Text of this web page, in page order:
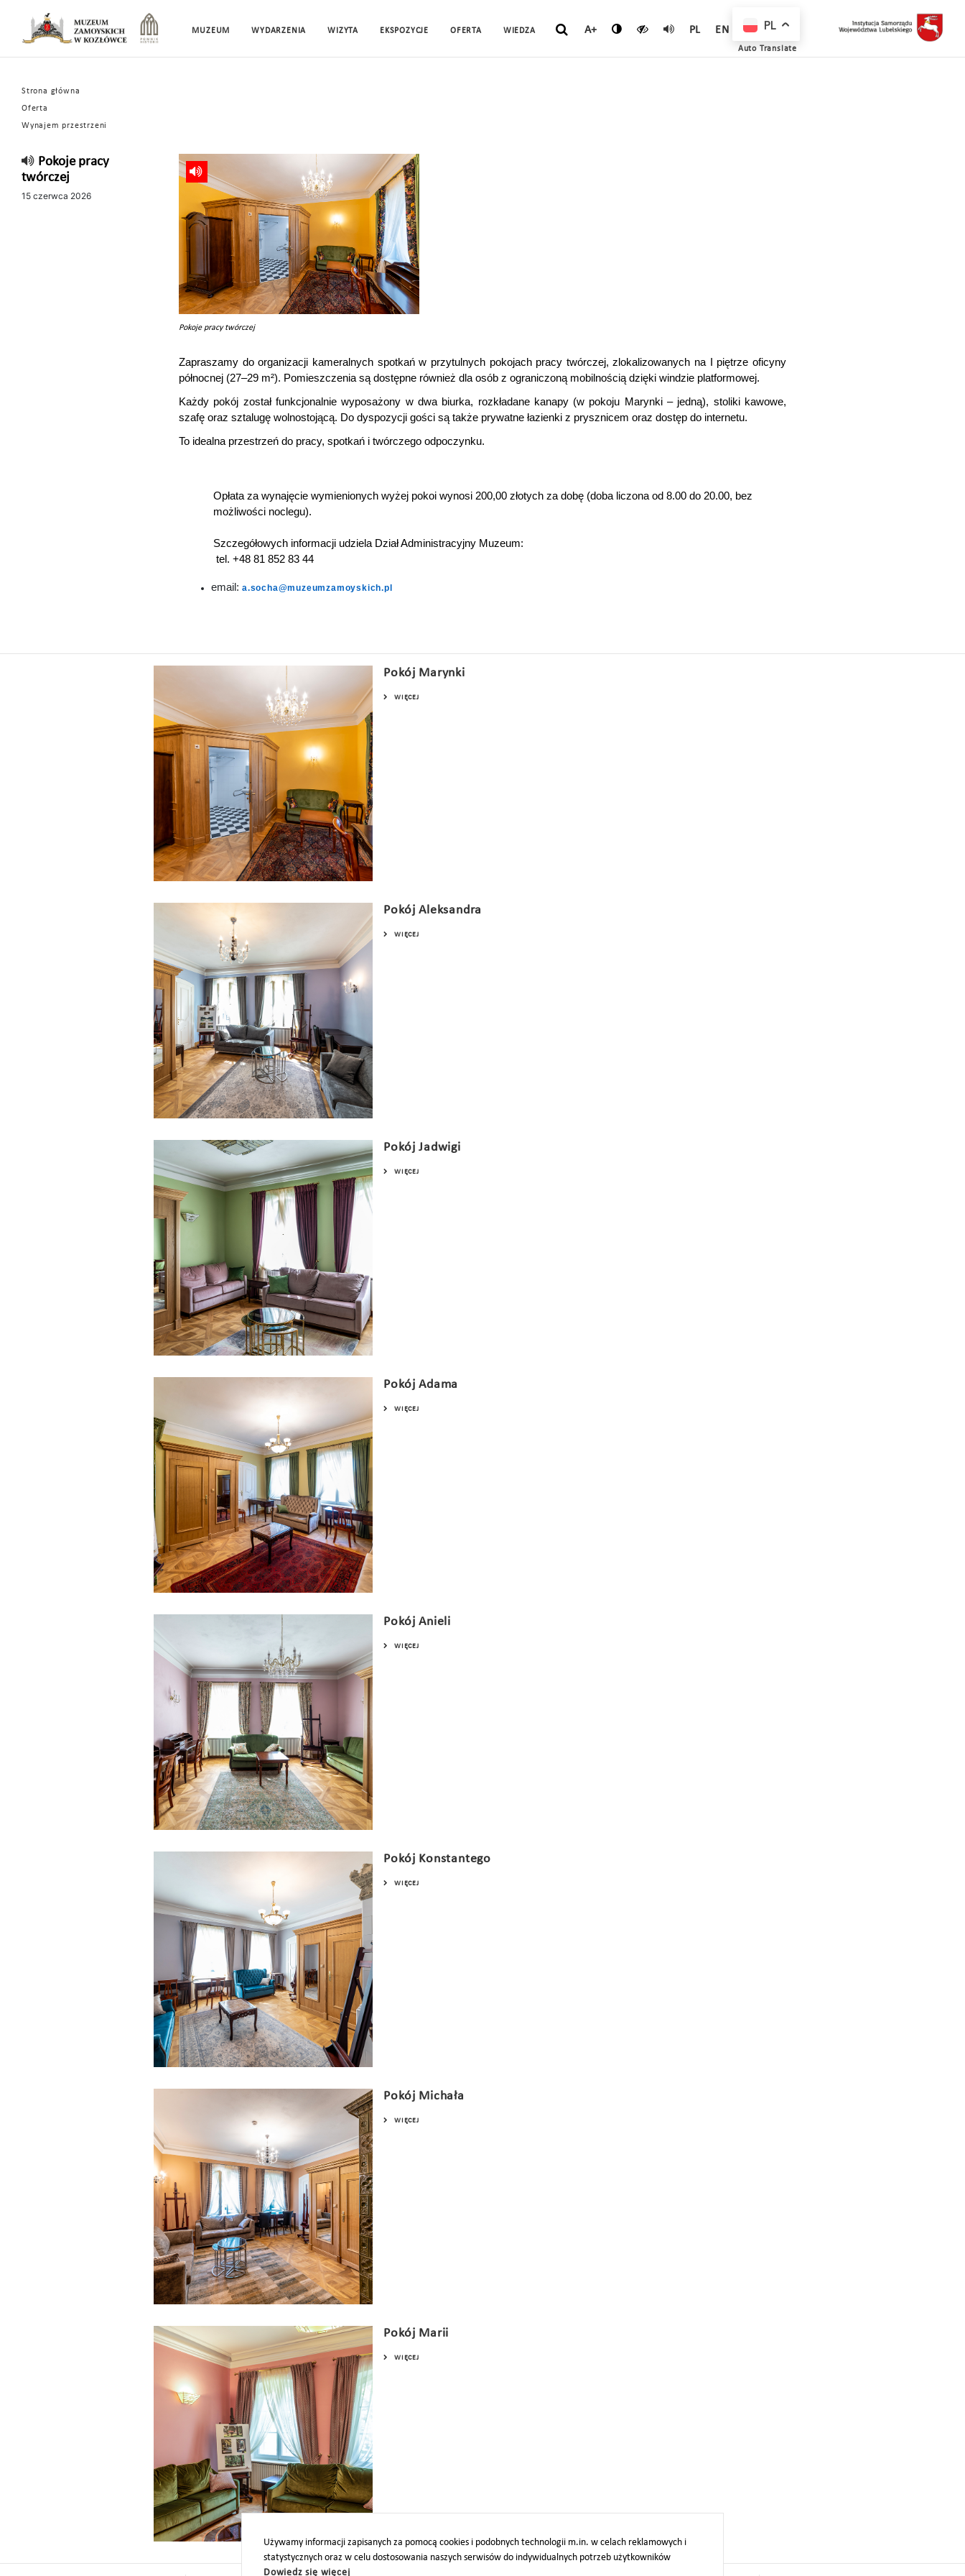
MUZEUM WYDARZENIA WIZYTA EKSPOZYCJE OFERTA WIEDZA A+ PL EN
Strona główna
Oferta
Wynajem przestrzeni
Pokoje pracy
twórczej
15 czerwca 2026
Pokoje pracy twórczej
Zapraszamy do organizacji kameralnych spotkań w przytulnych pokojach pracy twórczej, zlokalizowanych na I piętrze oficyny
północnej (27–29 m²). Pomieszczenia są dostępne również dla osób z ograniczoną mobilnością dzięki windzie platformowej.
Każdy pokój został funkcjonalnie wyposażony w dwa biurka, rozkładane kanapy (w pokoju Marynki – jedną), stoliki kawowe,
szafę oraz sztalugę wolnostojącą. Do dyspozycji gości są także prywatne łazienki z prysznicem oraz dostęp do internetu.
To idealna przestrzeń do pracy, spotkań i twórczego odpoczynku.
Opłata za wynajęcie wymienionych wyżej pokoi wynosi 200,00 złotych za dobę (doba liczona od 8.00 do 20.00, bez
możliwości noclegu).
Szczegółowych informacji udziela Dział Administracyjny Muzeum:
tel. +48 81 852 83 44
email: a.socha@muzeumzamoyskich.pl
Pokój Marynki
WIĘCEJ
Pokój Aleksandra
WIĘCEJ
Pokój Jadwigi
WIĘCEJ
Pokój Adama
WIĘCEJ
Pokój Anieli
WIĘCEJ
Pokój Konstantego
WIĘCEJ
Pokój Michała
WIĘCEJ
Pokój Marii
WIĘCEJ
Używamy informacji zapisanych za pomocą cookies i podobnych technologii m.in. w celach reklamowych i
statystycznych oraz w celu dostosowania naszych serwisów do indywidualnych potrzeb użytkowników
Dowiedz się więcej
PL
Auto Translate